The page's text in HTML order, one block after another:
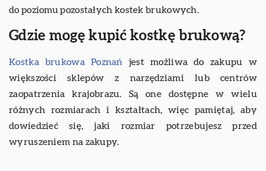
do poziomu pozostałych kostek brukowych.
Gdzie mogę kupić kostkę brukową?
Kostka brukowa Poznań jest możliwa do zakupu w
większości sklepów z narzędziami lub centrów
zaopatrzenia krajobrazu. Są one dostępne w wielu
różnych rozmiarach i kształtach, więc pamiętaj, aby
dowiedzieć się, jaki rozmiar potrzebujesz przed
wyruszeniem na zakupy.